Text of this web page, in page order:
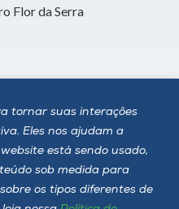
tornar suas interações
Eles nos ajudam a
está sendo usado,
sob medida para
os tipos diferentes de
Flor da Serra